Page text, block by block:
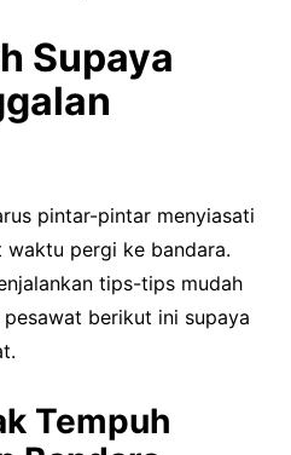
Supaya
pintar-pintar menyiasati
pergi ke bandara.
tips-tips mudah
berikut ini supaya
Tempuh